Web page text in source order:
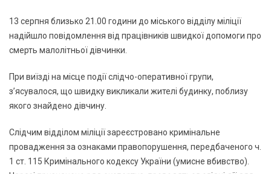
13 серпня близько 21.00 години до міського відділу міліції
надійшло повідомлення від працівників швидкої допомоги про
смерть малолітньої дівчинки.
При виїзді на місце події слідчо-оперативної групи,
з’ясувалося, що швидку викликали жителі будинку, поблизу
якого знайдено дівчину.
Слідчим відділом міліції зареєстровано кримінальне
провадження за ознаками правопорушення, передбаченого ч.
1 ст. 115 Кримінального кодексу України (умисне вбивство).